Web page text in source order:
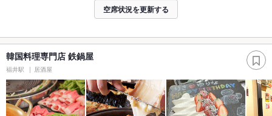
空席状況を更新する
韓国料理専門店 鉄鍋屋
福井駅 居酒屋